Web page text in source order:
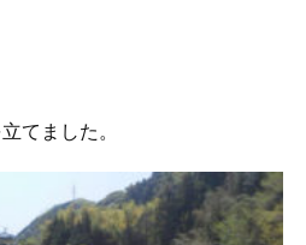
てました。